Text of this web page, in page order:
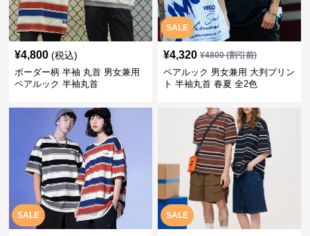
¥4,800 (税込)
ボーダー柄 半袖 丸首 男女兼用
ペアルック 半袖丸首
SALE
¥4,320 ¥4800(割引前)
ペアルック 男女兼用 大判プリン
ト 半袖丸首 春夏 全2色
SALE SALE